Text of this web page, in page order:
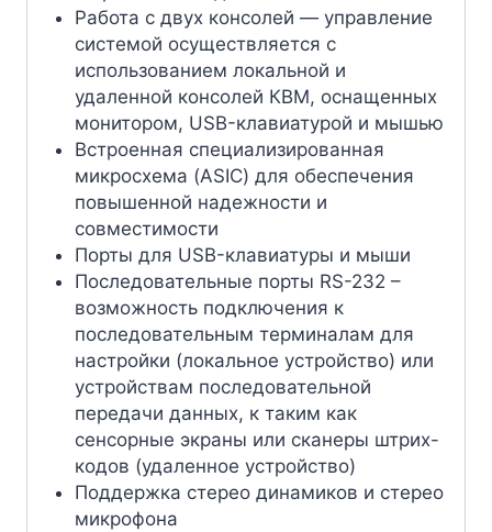
Работа с двух консолей — управление
системой осуществляется с
использованием локальной и
удаленной консолей КВМ, оснащенных
монитором, USB-клавиатурой и мышью
Встроенная специализированная
микросхема (ASIC) для обеспечения
повышенной надежности и
совместимости
Порты для USB-клавиатуры и мыши
Последовательные порты RS-232 –
возможность подключения к
последовательным терминалам для
настройки (локальное устройство) или
устройствам последовательной
передачи данных, к таким как
сенсорные экраны или сканеры штрих-
кодов (удаленное устройство)
Поддержка стерео динамиков и стерео
микрофона